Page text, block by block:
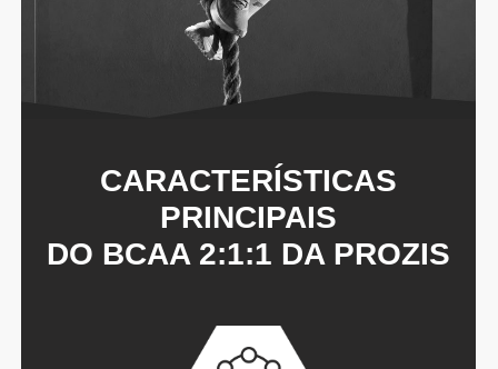
CARACTERÍSTICAS
PRINCIPAIS
DO BCAA 2:1:1 DA PROZIS